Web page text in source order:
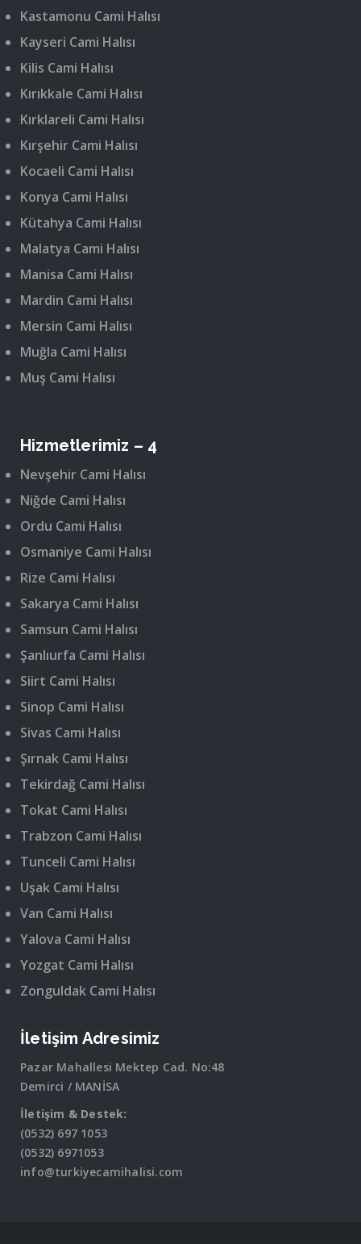
Kastamonu Cami Halısı
Kayseri Cami Halısı
Kilis Cami Halısı
Kırıkkale Cami Halısı
Kırklareli Cami Halısı
Kırşehir Cami Halısı
Kocaeli Cami Halısı
Konya Cami Halısı
Kütahya Cami Halısı
Malatya Cami Halısı
Manisa Cami Halısı
Mardin Cami Halısı
Mersin Cami Halısı
Muğla Cami Halısı
Muş Cami Halısı
Hizmetlerimiz – 4
Nevşehir Cami Halısı
Niğde Cami Halısı
Ordu Cami Halısı
Osmaniye Cami Halısı
Rize Cami Halısı
Sakarya Cami Halısı
Samsun Cami Halısı
Şanlıurfa Cami Halısı
Siirt Cami Halısı
Sinop Cami Halısı
Sivas Cami Halısı
Şırnak Cami Halısı
Tekirdağ Cami Halısı
Tokat Cami Halısı
Trabzon Cami Halısı
Tunceli Cami Halısı
Uşak Cami Halısı
Van Cami Halısı
Yalova Cami Halısı
Yozgat Cami Halısı
Zonguldak Cami Halısı
İletişim Adresimiz
Pazar Mahallesi Mektep Cad. No:48
Demirci / MANİSA
İletişim & Destek:
(0532) 697 1053
(0532) 6971053
info@turkiyecamihalisi.com